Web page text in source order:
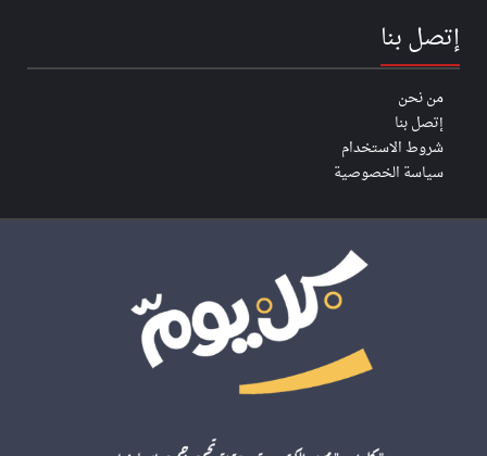
إتصل بنا
من نحن
إتصل بنا
شروط الاستخدام
سياسة الخصوصية